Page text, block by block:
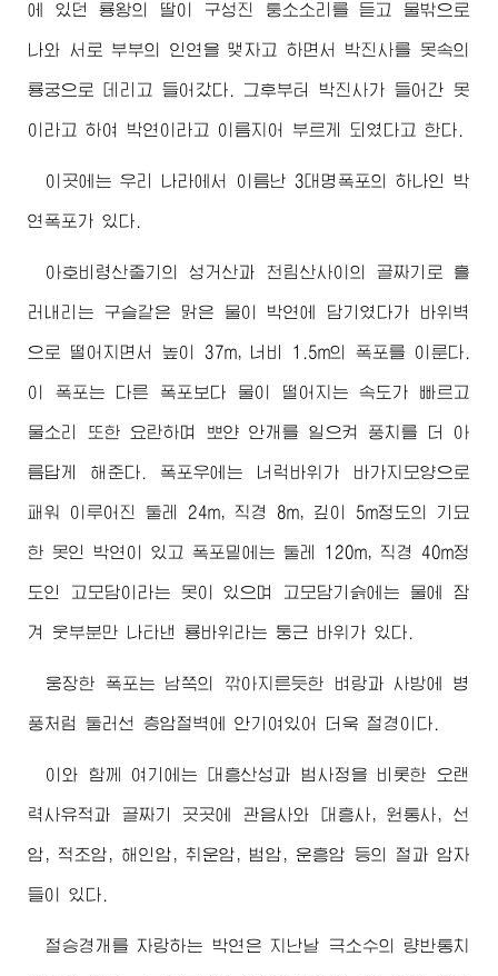
에 있던 룡왕의 딸이 구성진 퉁소소리를 듣고 물밖으로
나와 서로 부부의 인연을 맺자고 하면서 박진사를 못속의
룡궁으로 데리고 들어갔다. 그후부터 박진사가 들어간 못
이라고 하여 박연이라고 이름지어 부르게 되였다고 한다.
이곳에는 우리 나라에서 이름난 3대명폭포의 하나인 박
연폭포가 있다.
아호비령산줄기의 성거산과 천림산사이의 골짜기로 흘
러내리는 구슬같은 맑은 물이 박연에 담기였다가 바위벽
으로 떨어지면서 높이 37m, 너비 1.5m의 폭포를 이룬다.
이 폭포는 다른 폭포보다 물이 떨어지는 속도가 빠르고
물소리 또한 요란하며 뽀얀 안개를 일으켜 풍치를 더 아
름답게 해준다. 폭포우에는 너럭바위가 바가지모양으로
패워 이루어진 둘레 24m, 직경 8m, 깊이 5m정도의 기묘
한 못인 박연이 있고 폭포밑에는 둘레 120m, 직경 40m정
도인 고모담이라는 못이 있으며 고모담기슭에는 물에 잠
겨 웃부분만 나타낸 룡바위라는 둥근 바위가 있다.
웅장한 폭포는 남쪽의 깎아지른듯한 벼랑과 사방에 병
풍처럼 둘러선 층암절벽에 안기여있어 더욱 절경이다.
이와 함께 여기에는 대흥산성과 범사정을 비롯한 오랜
력사유적과 골짜기 곳곳에 관음사와 대흥사, 원통사, 선
암, 적조암, 해인암, 취운암, 범암, 운흥암 등의 절과 암자
들이 있다.
절승경개를 자랑하는 박연은 지난날 극소수의 량반통치